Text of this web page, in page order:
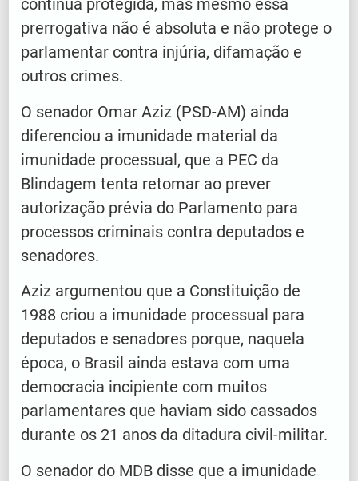
continua protegida, mas mesmo essa
prerrogativa não é absoluta e não protege o
parlamentar contra injúria, difamação e
outros crimes.
O senador Omar Aziz (PSD-AM) ainda
diferenciou a imunidade material da
imunidade processual, que a PEC da
Blindagem tenta retomar ao prever
autorização prévia do Parlamento para
processos criminais contra deputados e
senadores.
Aziz argumentou que a Constituição de
1988 criou a imunidade processual para
deputados e senadores porque, naquela
época, o Brasil ainda estava com uma
democracia incipiente com muitos
parlamentares que haviam sido cassados
durante os 21 anos da ditadura civil-militar.
O senador do MDB disse que a imunidade